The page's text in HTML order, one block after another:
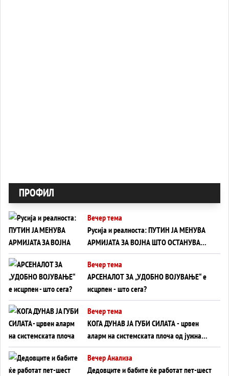
ПРОФИЛ
Вечер тема
Русија и реалноста: ПУТИН ЈА МЕНУВА
АРМИЈАТА ЗА ВОЈНА ШТО ОСТАНУВА
БЕЗ ФРОНТ
Вечер тема
АРСЕНАЛОТ ЗА „УДОБНО ВОЈУВАЊЕ“ е
исцрпен - што сега?
Вечер тема
КОГА ДУНАВ ЈА ГУБИ СИЛАТА - црвен
аларм на системската плоча од јужна
Германија до Црното Море...
Вечер Анализа
Дедовците и бабите ќе работат пет-шест